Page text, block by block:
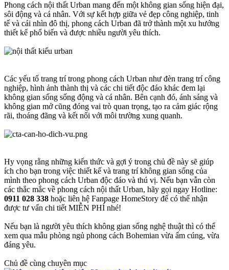
Phong cách nội thất Urban mang đến một không gian sống hiện đại,
sôi động và cá nhân. Với sự kết hợp giữa vẻ đẹp công nghiệp, tinh
tế và cái nhìn đô thị, phong cách Urban đã trở thành một xu hướng
thiết kế phổ biến và được nhiều người yêu thích.
Các yếu tố trang trí trong phong cách Urban như đèn trang trí công
nghiệp, hình ảnh thành thị và các chi tiết độc đáo khác đem lại
không gian sống sống động và cá nhân. Bên cạnh đó, ánh sáng và
không gian mở cũng đóng vai trò quan trọng, tạo ra cảm giác rộng
rãi, thoáng đãng và kết nối với môi trường xung quanh.
Hy vọng rằng những kiến thức và gợi ý trong chủ đề này sẽ giúp
ích cho bạn trong việc thiết kế và trang trí không gian sống của
mình theo phong cách Urban độc đáo và thú vị. Nếu bạn vẫn còn
các thắc mắc về phong cách nội thất Urban, hãy gọi ngay Hotline:
0911 028 338 hoặc liên hệ Fanpage HomeStory để có thể nhận
được tư vấn chi tiết MIỄN PHÍ nhé!
Nếu bạn là người yêu thích không gian sống nghệ thuật thì có thể
xem qua mẫu phòng ngủ phong cách Bohemian vừa ấm cúng, vừa
đáng yêu.
Chủ đề cùng chuyên mục